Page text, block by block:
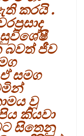
කරයි .
ජීව
සමග
වූ
කියවා
සිතෙනු